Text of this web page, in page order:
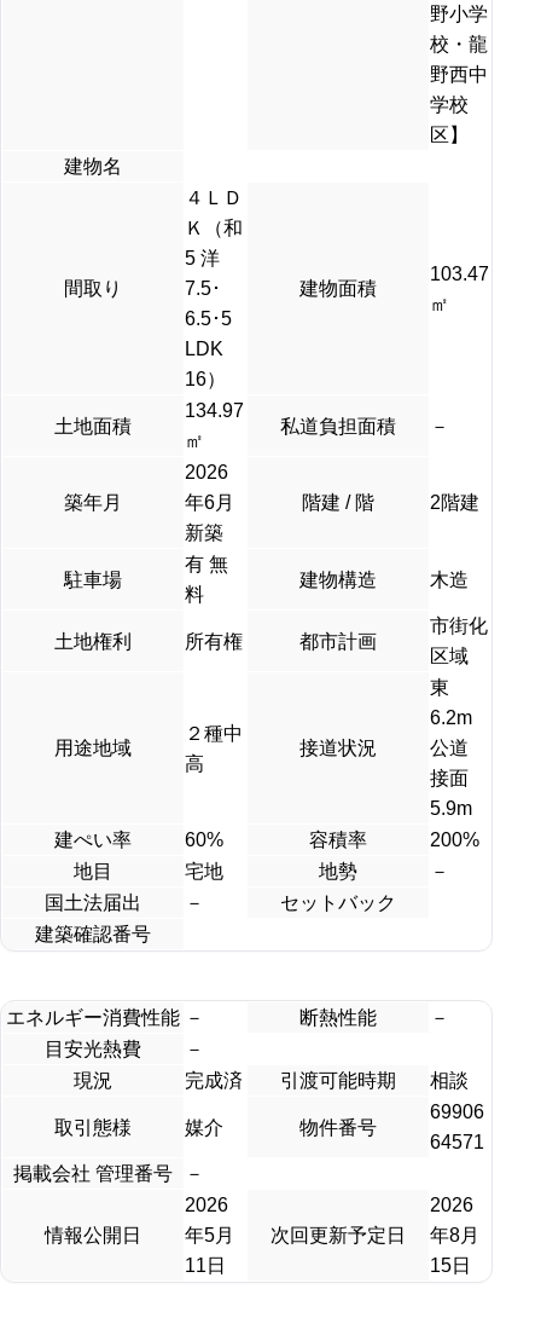
野小学
校・龍
野西中
学校
区】
建物名
間取り
４ＬＤ
Ｋ（和
5 洋
7.5･
6.5･5
LDK
16）
建物面積
103.47
㎡
土地面積
134.97
㎡
私道負担面積 －
築年月
2026
年6月
新築
階建 / 階 2階建
駐車場
有 無
料
建物構造 木造
土地権利 所有権 都市計画
市街化
区域
用途地域
２種中
高
接道状況
東
6.2m
公道
接面
5.9m
建ぺい率
60% 容積率
200%
地目
宅地 地勢
－
国土法届出
－
セットバック
建築確認番号
エネルギー消費性能 － 断熱性能
－
目安光熱費
－
現況
完成済 引渡可能時期 相談
取引態様 媒介 物件番号
69906
64571
掲載会社 管理番号
－
情報公開日
2026
年5月
11日
次回更新予定日
2026
年8月
15日